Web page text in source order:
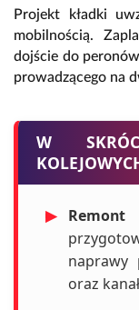
Projekt kładki
mobilnością.
dojście do
prowadzącego na
W
▶
naprawy
oraz